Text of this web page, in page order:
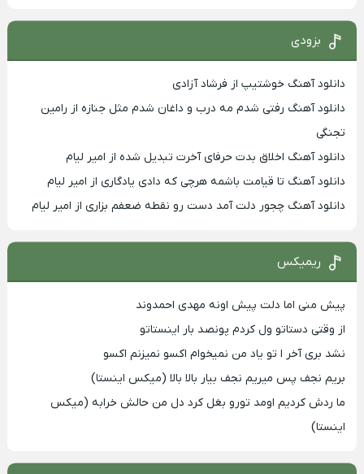
بزودی
دانلود آهنگ خوشتیپ از فرشاد آزادی
دانلود آهنگ رفتی شدم مه درب و داغان شدم مثل جنازه از رامین
تجنگی
دانلود آهنگ اخلاق بدت حرفای آخرت تبدیل شده از امیر لیام
دانلود آهنگ تا قیامت باشمه هرچی که دادی یادگاری از امیر لیام
دانلود آهنگ چجور دلت آمد دست رو نقطه ضعفم بزاری از امیر لیام
ریمیکس
پیش منی اما دلت پیش اونه مهدی احمدوند
از وقتی دستاتو ول کردم پونصد بار اینستاتو
نشد بری آخر ا تو یاد من نمیخوام اکسو نمیزنم اکسو
بریم نجف پس میریم نجف بیار بالا بالا (میکس اینستا)
ما ردش کردیم اومد تورو بغل کرد دل من حالش خرابه (میکس
اینستا)